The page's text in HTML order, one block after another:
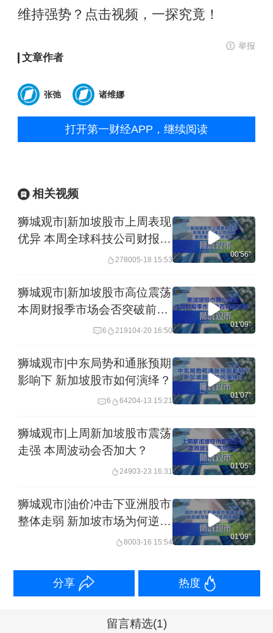
维持强势？点击视频，一探究竟！
举报
文章作者
张弛 诸维娜
打开第一财经APP，继续阅读
相关视频
狮城观市|新加坡股市上周表现
优异 本周全球科技公司财报能
否继续推动市场？
278005-18 15:53
00'56''
狮城观市|新加坡股市高位震荡
本周财报季市场会否突破前
6 219104-20 16:50
01'09''
狮城观市|中东局势和通胀预期
影响下 新加坡股市如何演绎？
6 64204-13 15:21
01'07''
狮城观市|上周新加坡股市震荡
走强 本周波动会否加大？
24903-23 16:31
01'05''
狮城观市|油价冲击下亚洲股市
整体走弱 新加坡市场为何逆风
8003-16 15:54
01'09''
分享 热度
留言精选(1)